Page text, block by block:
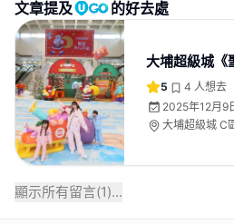
文章提及 的好去處
大埔超級城《
5 4 人想去
2025年12月9
大埔超級城 C
顯示所有留言(1)...